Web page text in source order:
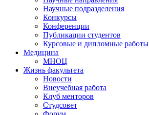
Научные подразделения
Конкурсы
Конференции
Публикации студентов
Курсовые и дипломные работы
Медицина
МНОЦ
Жизнь факультета
Новости
Внеучебная работа
Клуб менторов
Студсовет